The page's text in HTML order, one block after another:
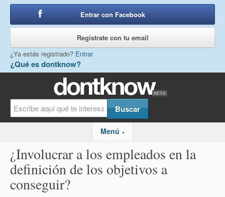
¿Qué es dontknow?
Entrar con Facebook
Regístrate con tu email
¿Ya estás registrado? Entrar
Menú ▼
¿Involucrar a los empleados en la
definición de los objetivos a
conseguir?